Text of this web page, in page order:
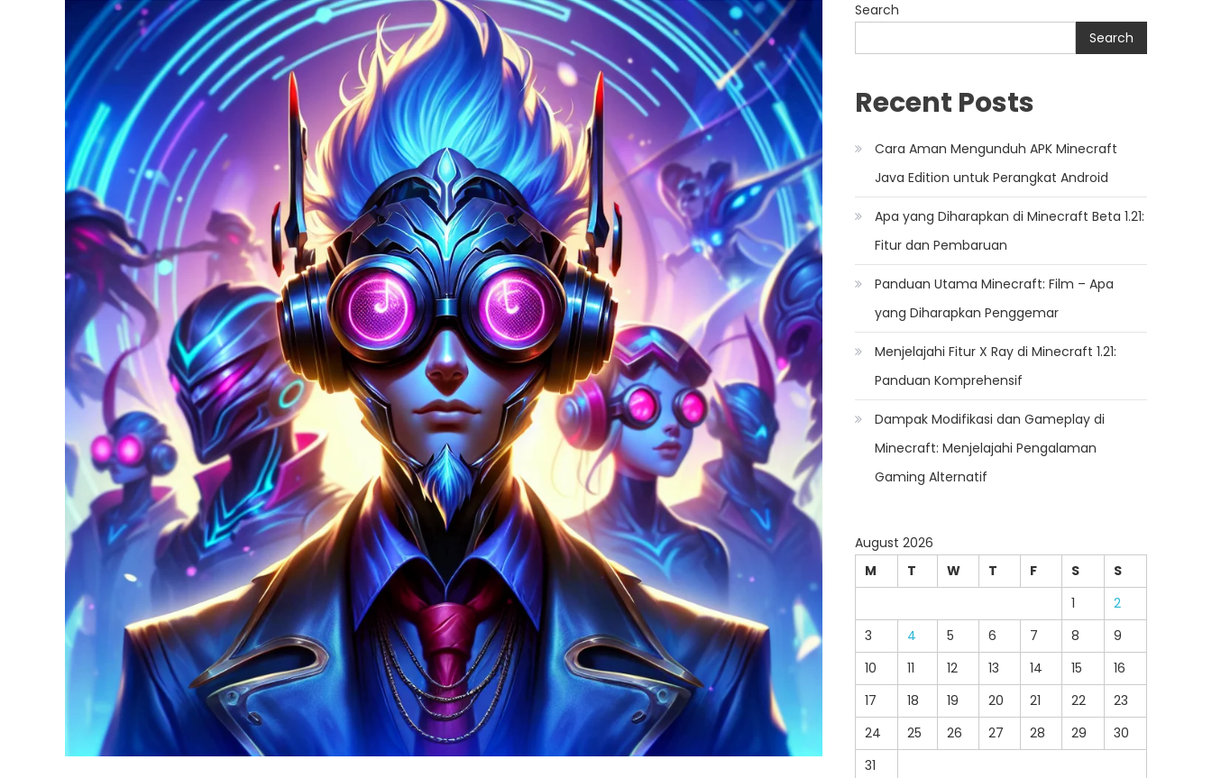
Search
Search
Recent Posts
Cara Aman Mengunduh APK Minecraft
Java Edition untuk Perangkat Android
Apa yang Diharapkan di Minecraft Beta 1.21:
Fitur dan Pembaruan
Panduan Utama Minecraft: Film – Apa
yang Diharapkan Penggemar
Menjelajahi Fitur X Ray di Minecraft 1.21:
Panduan Komprehensif
Dampak Modifikasi dan Gameplay di
Minecraft: Menjelajahi Pengalaman
Gaming Alternatif
August 2026
M
T W T F S
S
1
2
3
4 5 6 7 8
9
10
11 12 13 14 15
16
17
18 19 20 21 22
23
24
25 26 27 28 29
30
31